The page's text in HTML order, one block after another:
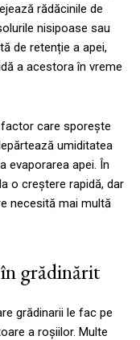
rădăcinile de
nisipoase sau
de retenție a apei,
a acestora în vreme
care sporește
umiditatea
evaporarea apei. În
o creștere rapidă, dar
necesită mai multă
grădinărit
grădinarii le fac pe
a roșiilor. Multe